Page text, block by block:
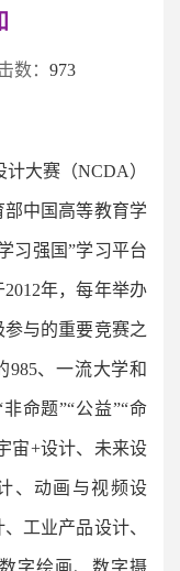
数： 973
大赛（NCDA）
中国高等教育学
习强国”学习平台
年，每年举办
与的重要竞赛之
985、一流大学和
命题”“公益”“命
宙+设计、未来设
、动画与视频设
工业产品设计、
字绘画、数字摄